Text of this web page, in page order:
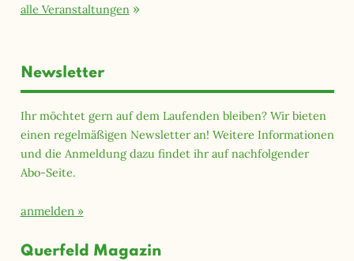
alle Veranstaltungen
Newsletter
Ihr möchtet gern auf dem Laufenden bleiben? Wir bieten
einen regelmäßigen Newsletter an! Weitere Informationen
und die Anmeldung dazu findet ihr auf nachfolgender
Abo-Seite.
anmelden
Querfeld Magazin